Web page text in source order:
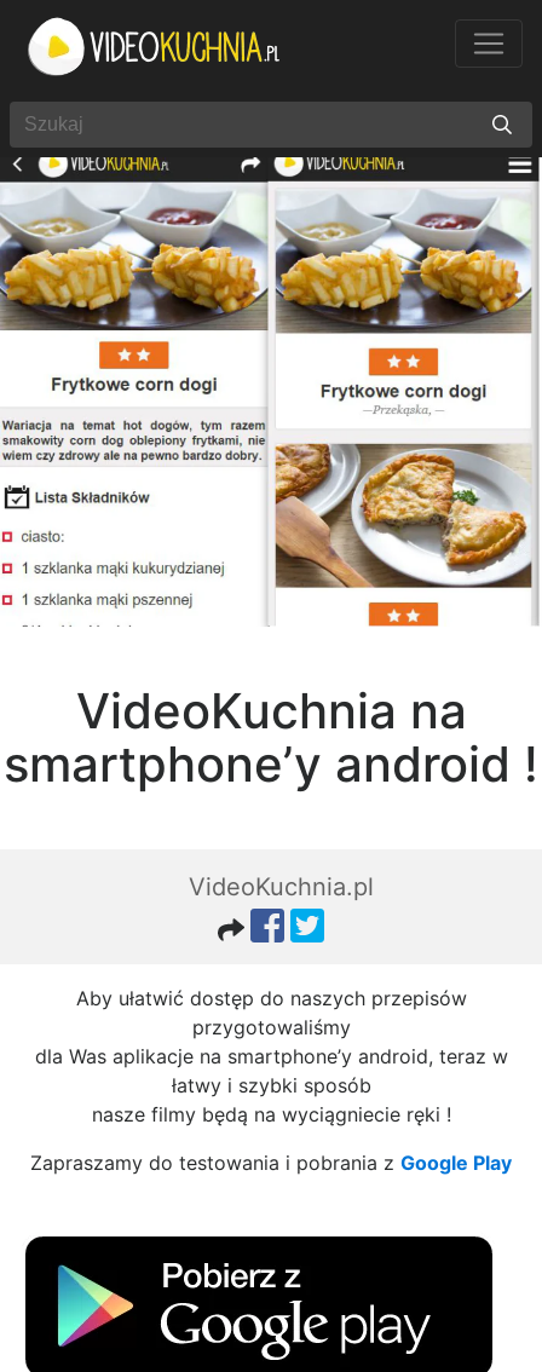
VideoKuchnia na
smartphone’y android !
VideoKuchnia.pl
Aby ułatwić dostęp do naszych przepisów
przygotowaliśmy
dla Was aplikacje na smartphone’y android, teraz w
łatwy i szybki sposób
nasze filmy będą na wyciągniecie ręki !
Zapraszamy do testowania i pobrania z Google Play